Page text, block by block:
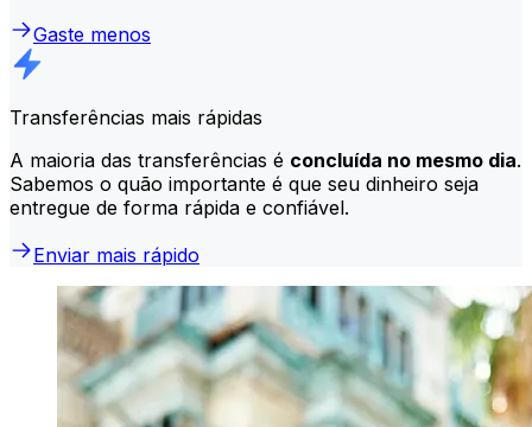
Gaste menos
Transferências mais rápidas
A maioria das transferências é concluída no mesmo dia.
Sabemos o quão importante é que seu dinheiro seja
entregue de forma rápida e confiável.
Enviar mais rápido